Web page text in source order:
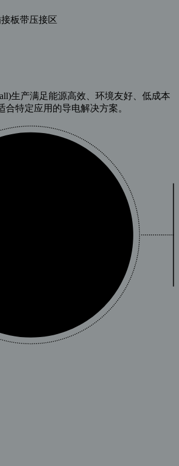
板带压接区
生产满足能源高效、环境友好、低成本
合特定应用的导电解决方案。